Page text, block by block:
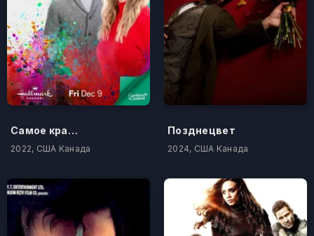
Самое красочное время года
2022, США Канада
Позднецвет
2024, США Канада